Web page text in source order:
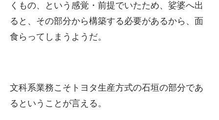
くもの、という感覚・前提でいたため、娑婆へ出
ると、その部分から構築する必要があるから、面
食らってしまうようだ。
文科系業務こそトヨタ生産方式の石垣の部分であ
るということが言える。